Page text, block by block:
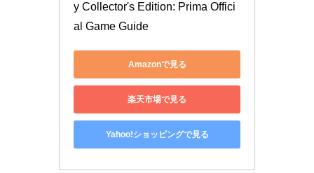
y Collector's Edition: Prima Offici
al Game Guide
Amazonで見る
楽天市場で見る
Yahoo!ショッピングで見る